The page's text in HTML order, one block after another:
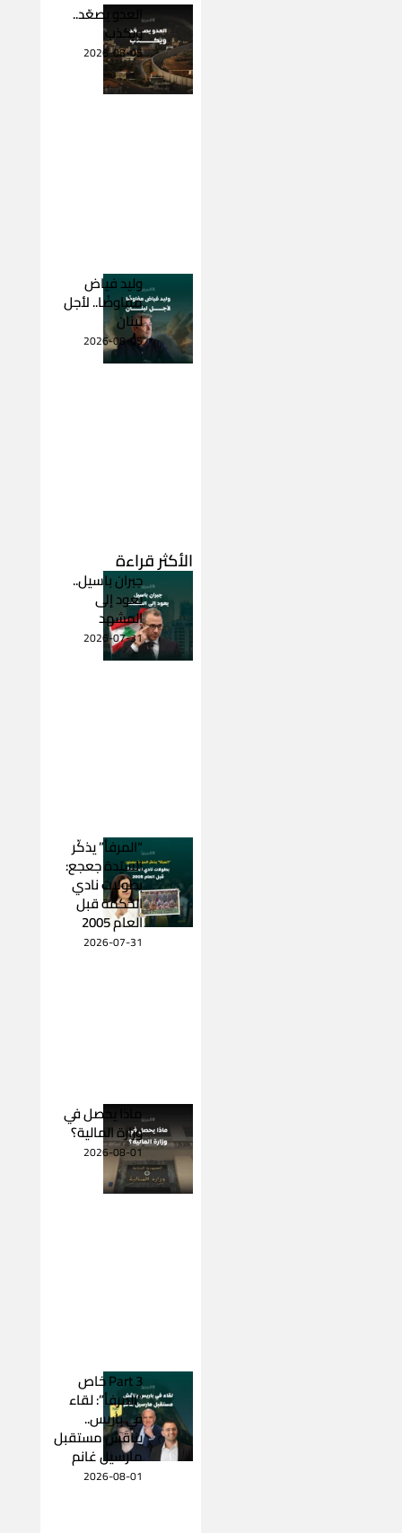
العدو يصعّد..
ويكذب
2026-08-05
وليد فياض
مفاوضًا.. لأجل
لبنان
2026-08-05
الأكثر قراءة
جبران باسيل..
يعود إلى
المشهد
2026-07-31
“المرفأ” يذكّر
السيّدة جعجع:
بطولات نادي
الحكمة قبل
العام 2005
2026-07-31
ماذا يحصل في
وزارة المالية؟
2026-08-01
Part 3 خاص
“المرفأ”: لقاء
في باريس..
يناقش مستقبل
مارسيل غانم
2026-08-01